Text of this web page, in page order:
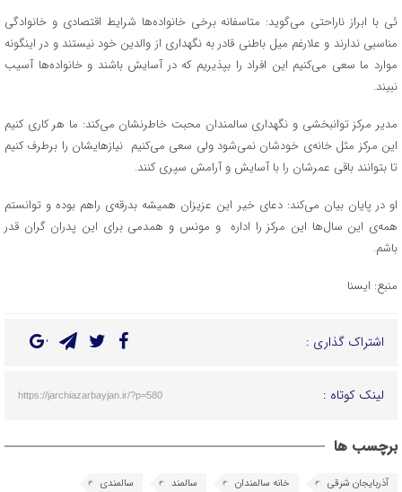
ئی با ابراز ناراحتی می‌گوید: متاسفانه برخی خانواده‌ها شرایط اقتصادی و خانوادگی
مناسبی ندارند و علارغم میل باطنی قادر به نگهداری از والدین خود نیستند و در اینگونه
موارد ما سعی می‌کنیم این افراد را بپذیریم که در آسایش باشند و خانواده‌ها آسیب
نبیند.
مدیر مرکز توانبخشی و نگهداری سالمندان محبت خاطرنشان می‌کند: ما هر کاری کنیم
این مرکز مثل خانه‌ی خودشان نمی‌شود ولی سعی می‌کنیم نیازهایشان را برطرف کنیم
تا بتوانند باقی عمرشان را با آسایش و آرامش سپری کنند.
او در پایان بیان می‌کند: دعای خیر این عزیزان همیشه بدرقه‌ی راهم بوده و توانستم
همه‌ی این سال‌ها این مرکز را اداره و مونس و همدمی برای این پدران گران قدر
باشم.
منبع: ایسنا
اشتراک گذاری :
لینک کوتاه : https://jarchiazarbayjan.ir/?p=580
برچسب ها
آذربایجان شرقی خانه سالمندان سالمند سالمندی